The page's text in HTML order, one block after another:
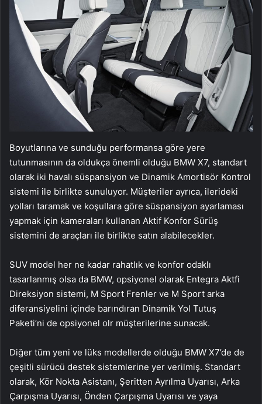
Boyutlarına ve sunduğu performansa göre yere
tutunmasının da oldukça önemli olduğu BMW X7, standart
olarak iki havalı süspansiyon ve Dinamik Amortisör Kontrol
sistemi ile birlikte sunuluyor. Müşteriler ayrıca, ilerideki
yolları taramak ve koşullara göre süspansiyon ayarlaması
yapmak için kameraları kullanan Aktif Konfor Sürüş
sistemini de araçları ile birlikte satın alabilecekler.
SUV model her ne kadar rahatlık ve konfor odaklı
tasarlanmış olsa da BMW, opsiyonel olarak Entegra Aktfi
Direksiyon sistemi, M Sport Frenler ve M Sport arka
diferansiyelini içinde barındıran Dinamik Yol Tutuş
Paketi’ni de opsiyonel olr müşterilerine sunacak.
Diğer tüm yeni ve lüks modellerde olduğu BMW X7’de de
çeşitli sürücü destek sistemlerine yer verilmiş. Standart
olarak, Kör Nokta Asistanı, Şeritten Ayrılma Uyarısı, Arka
Çarpışma Uyarısı, Önden Çarpışma Uyarısı ve yaya